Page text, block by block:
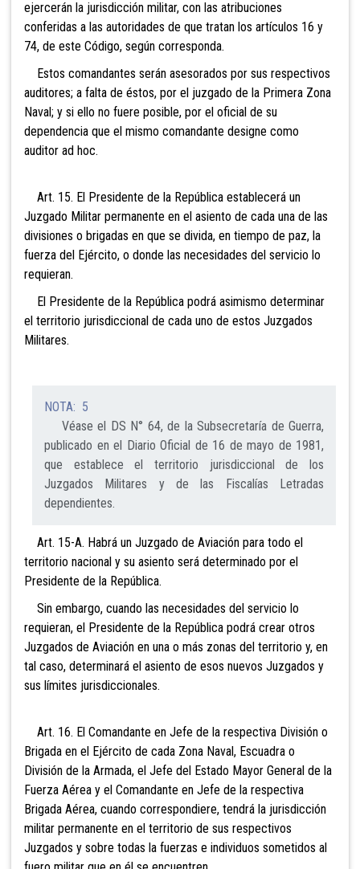
ejercerán la jurisdicción militar, con las atribuciones
conferidas a las autoridades de que tratan los artículos 16 y
74, de este Código, según corresponda.
Estos comandantes serán asesorados por sus respectivos
auditores; a falta de éstos, por el juzgado de la Primera Zona
Naval; y si ello no fuere posible, por el oficial de su
dependencia que el mismo comandante designe como
auditor ad hoc.
Art. 15. El Presidente de la República establecerá un
Juzgado Militar permanente en el asiento de cada una de las
divisiones o brigadas en que se divida, en tiempo de paz, la
fuerza del Ejército, o donde las necesidades del servicio lo
requieran.
El Presidente de la República podrá asimismo determinar
el territorio jurisdiccional de cada uno de estos Juzgados
Militares.
NOTA: 5
Véase el DS N° 64, de la Subsecretaría de Guerra,
publicado en el Diario Oficial de 16 de mayo de 1981,
que establece el territorio jurisdiccional de los
Juzgados Militares y de las Fiscalías Letradas
dependientes.
Art. 15-A. Habrá un Juzgado de Aviación para todo el
territorio nacional y su asiento será determinado por el
Presidente de la República.
Sin embargo, cuando las necesidades del servicio lo
requieran, el Presidente de la República podrá crear otros
Juzgados de Aviación en una o más zonas del territorio y, en
tal caso, determinará el asiento de esos nuevos Juzgados y
sus límites jurisdiccionales.
Art. 16. El Comandante en Jefe de la respectiva División o
Brigada en el Ejército de cada Zona Naval, Escuadra o
División de la Armada, el Jefe del Estado Mayor General de la
Fuerza Aérea y el Comandante en Jefe de la respectiva
Brigada Aérea, cuando correspondiere, tendrá la jurisdicción
militar permanente en el territorio de sus respectivos
Juzgados y sobre todas la fuerzas e individuos sometidos al